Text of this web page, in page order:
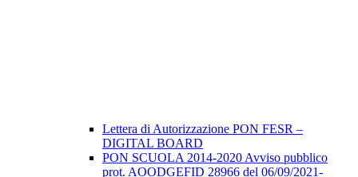
Lettera di Autorizzazione PON FESR –
DIGITAL BOARD
PON SCUOLA 2014-2020 Avviso pubblico
prot. AOODGEFID 28966 del 06/09/2021-